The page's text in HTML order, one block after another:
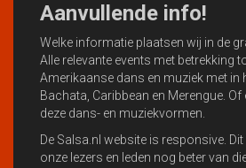
Aanvullende info!
Welke informatie plaatsen wij in de
Alle relevante events met betrekking
Amerikaanse dans en muziek met in
Bachata, Caribbean en Merengue.
deze dans- en muziekvormen.
De Salsa.nl website is responsive.
onze lezers en leden nog beter van